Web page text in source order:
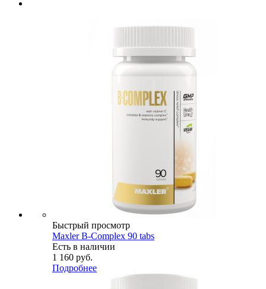
Быстрый просмотр
Maxler B-Complex 90 tabs
Есть в наличии
1 160 руб.
Подробнее